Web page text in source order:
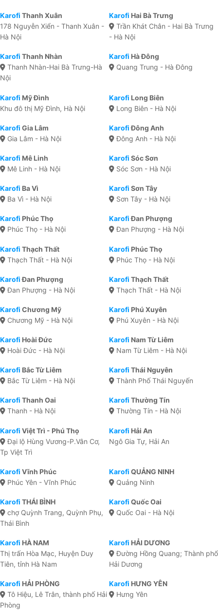
Karofi Thanh Xuân
178 Nguyễn Xiển - Thanh Xuân -
Hà Nội
Karofi Hai Bà Trưng
Trần Khát Chân - Hai Bà Trưng
- Hà Nội
Karofi Thanh Nhàn
Thanh Nhàn-Hai Bà Trưng-Hà
Nội
Karofi Hà Đông
Quang Trung - Hà Đông
Karofi Mỹ Đình
Khu đô thị Mỹ Đình, Hà Nội
Karofi Long Biên
Long Biên - Hà Nội
Karofi Gia Lâm
Gia Lâm - Hà Nội
KarofiĐông Anh
Đông Anh - Hà Nội
Karofi Mê Linh
Mê Linh - Hà Nội
Karofi Sóc Sơn
Sóc Sơn - Hà Nội
Karofi Ba Vì
Ba Vì - Hà Nội
Karofi Sơn Tây
Sơn Tây - Hà Nội
Karofi Phúc Thọ
Phúc Thọ - Hà Nội
KarofiĐan Phượng
Đan Phượng - Hà Nội
Karofi Thạch Thất
Thạch Thất - Hà Nội
Karofi Phúc Thọ
Phúc Thọ - Hà Nội
KarofiĐan Phượng
Đan Phượng - Hà Nội
Karofi Thạch Thất
Thạch Thất - Hà Nội
Karofi Chương Mỹ
Chương Mỹ - Hà Nội
Karofi Phú Xuyên
Phú Xuyên - Hà Nội
Karofi Hoài Đức
Hoài Đức - Hà Nội
Karofi Nam Từ Liêm
Nam Từ Liêm - Hà Nội
Karofi Bắc Từ Liêm
Bắc Từ Liêm - Hà Nội
Karofi Thái Nguyên
Thành Phố Thái Nguyến
Karofi Thanh Oai
Thanh - Hà Nội
Karofi Thường Tín
Thường Tín - Hà Nội
Karofi Việt Trì - Phú Thọ
Đại lộ Hùng Vương-P.Vân Cơ,
Tp Việt Trì
Karofi Hải An
Ngô Gia Tự, Hải An
Karofi Vĩnh Phúc
Phúc Yên - Vĩnh Phúc
Karofi QUẢNG NINH
Quảng Ninh
Karofi THÁI BÌNH
chợ Quỳnh Trang, Quỳnh Phụ,
Thái Bình
Karofi Quốc Oai
Quốc Oai - Hà Nội
Karofi HÀ NAM
Thị trấn Hòa Mạc, Huyện Duy
Tiên, tỉnh Hà Nam
Karofi HẢI DƯƠNG
Đường Hồng Quang; Thành phố
Hải Dương
Karofi HẢI PHÒNG
Tô Hiệu, Lê Trân, thành phố Hải
Phòng
Karofi HƯNG YÊN
Hưng Yên